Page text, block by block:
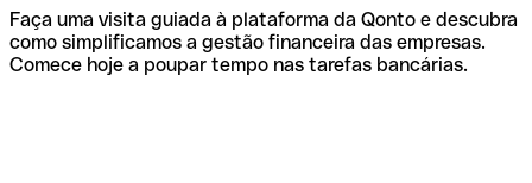
Faça uma visita guiada à plataforma da Qonto e descubra
como simplificamos a gestão financeira das empresas.
Comece hoje a poupar tempo nas tarefas bancárias.